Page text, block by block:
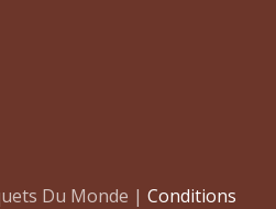
Du Monde | Conditions